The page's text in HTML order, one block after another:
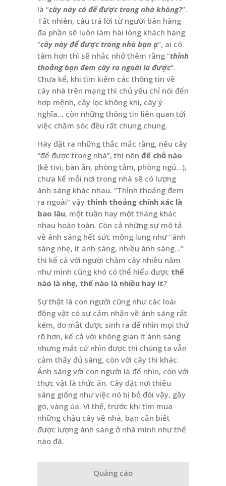
là “cây này có để được trong nhà không?“.
Tất nhiên, câu trả lời từ người bán hàng
đa phần sẽ luôn làm hài lòng khách hàng
“cây này để được trong nhà bạn ạ“, ai có
tâm hơn thì sẽ nhắc nhở thêm rằng “thỉnh
thoảng bạn đem cây ra ngoài là được“.
Chưa kể, khi tìm kiếm các thông tin về
cây nhà trên mạng thì chủ yếu chỉ nói đến
hợp mệnh, cây lọc không khí, cây ý
nghĩa… còn những thông tin liên quan tới
việc chăm sóc đều rất chung chung.
Hãy đặt ra những thắc mắc rằng, nếu cây
“để được trong nhà”, thì nên để chỗ nào
(kệ tivi, bàn ăn, phòng tắm, phòng ngủ…),
chưa kể mỗi nơi trong nhà sẽ có lượng
ánh sáng khác nhau. “Thỉnh thoảng đem
ra ngoài” vậy thỉnh thoảng chính xác là
bao lâu, một tuần hay một tháng khác
nhau hoàn toàn. Còn cả những sự mô tả
về ánh sáng hết sức mông lung như “ánh
sáng nhẹ, ít ánh sáng, nhiều ánh sáng…”
thì kể cả với người chăm cây nhiều năm
như mình cũng khó có thể hiểu được thế
nào là nhẹ, thế nào là nhiều hay ít?
Sự thật là con người cũng như các loài
động vật có sự cảm nhận về ánh sáng rất
kém, do mắt được sinh ra để nhìn mọi thứ
rõ hơn, kể cả với không gian ít ánh sáng
nhưng mắt cứ nhìn được thì chúng ta vẫn
cảm thấy đủ sáng, còn với cây thì khác.
Ánh sáng với con người là để nhìn, còn với
thực vật là thức ăn. Cây đặt nơi thiếu
sáng giống như việc nó bị bỏ đói vậy, gầy
gò, vàng úa. Vì thế, trước khi tìm mua
những chậu cây về nhà, bạn cần biết
được lượng ánh sáng ở nhà mình như thế
nào đã.
Quảng cáo